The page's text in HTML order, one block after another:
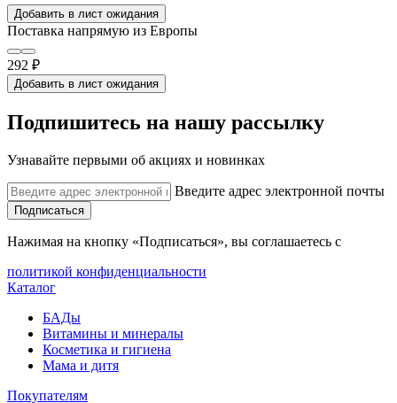
Добавить в лист ожидания
Поставка напрямую из Европы
292 ₽
Добавить в лист ожидания
Подпишитесь на нашу рассылку
Узнавайте первыми об акциях и новинках
Введите адрес электронной почты
Подписаться
Нажимая на кнопку «Подписаться», вы соглашаетесь с
политикой конфиденциальности
Каталог
БАДы
Витамины и минералы
Косметика и гигиена
Мама и дитя
Покупателям